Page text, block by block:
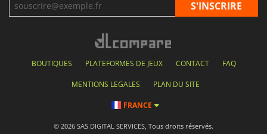
BOUTIQUES PLATEFORMES DE JEUX CONTACT FAQ
MENTIONS LEGALES PLAN DU SITE
FRANCE
© 2026 SAS DIGITAL SERVICES, Tous droits réservés.